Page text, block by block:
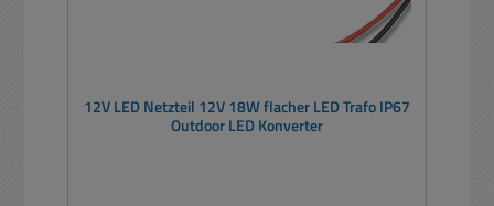
12V LED Netzteil 12V 18W flacher LED Trafo IP67
Outdoor LED Konverter